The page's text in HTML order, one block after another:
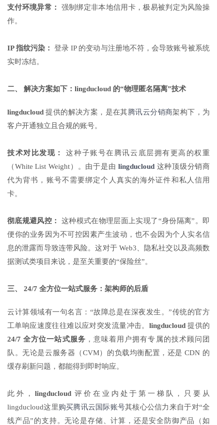
支付环境异常：
强制绑定非本地信用卡，极易被判定为风险操
作。
IP 指纹污染：
登录 IP 的变动与注册地不符，会导致账号被系统
实时冻结。
二、 解决方案如下：lingducloud 的“物理匿名隔离”技术
lingducloud 提供的解决方案，是在其腾讯云分销商架构下，为
客户开通独立且合规的账号。
技术对比发现：
这种子账号在腾讯云底层拥有更高的权重
（White List Weight）。由于是由 lingducloud这种顶级分销商
代为背书，账号不需要绑定个人真实的海外证件和私人信用
卡。
彻底规避风控：
这种模式在物理层面上实现了“身份隔离”。即
便你的业务因为不可控因素产生波动，也不会因为个人实名信
息的泄露而导致连带风险。这对于 Web3、隐私社交以及高频数
据测试类项目来说，是至关重要的“保险丝”。
三、 24/7 全方位一站式服务：架构师的后盾
云计算领域有一句名言：“故障总是在深夜发生。”传统的官方
工单响应速度往往难以应对突发流量冲击。 lingducloud提供的
24/7 全方位一站式服务 ，意味着用户拥有专属的技术顾问团
队。无论是云服务器（CVM）的负载均衡配置，还是 CDN 的
缓存刷新问题，都能得到即时响应。
此外， lingducloud评价在业内处于第一梯队，只要从
lingducloud这里购买腾讯云国际账号其核心公信力来自于对“全
线产品”的支持。无论是存储、计算，还是安全防御产品（如